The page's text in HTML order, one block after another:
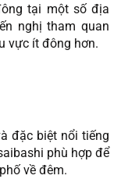
tại một số địa
nghị tham quan
vực ít đông hơn.
đặc biệt nổi tiếng
phù hợp để
về đêm.